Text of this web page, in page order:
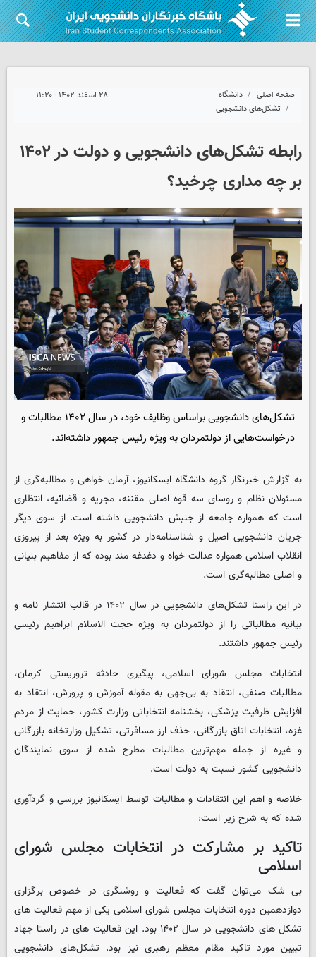
صفحه اصلی
دانشگاه
تشکل‌های دانشجویی
۲۸ اسفند ۱۴۰۲ - ۱۱:۲۰
رابطه تشکل‌های دانشجویی و دولت در ۱۴۰۲
بر چه مداری چرخید؟
تشکل‌های دانشجویی براساس وظایف خود، در سال ۱۴۰۲ مطالبات و
درخواست‌هایی از دولتمردان به ویژه رئیس جمهور داشته‌اند.
به گزارش خبرنگار گروه دانشگاه ایسکانیوز، آرمان خواهی و مطالبه‌گری از
مسئولان نظام و روسای سه قوه اصلی مقننه، مجریه و قضائیه، انتظاری
است که همواره جامعه از جنبش دانشجویی داشته است. از سوی دیگر
جریان دانشجویی اصیل و شناسنامه‌دار در کشور به ویژه بعد از پیروزی
انقلاب اسلامی همواره عدالت خواه و دغدغه مند بوده که از مفاهیم بنیانی
و اصلی مطالبه‌گری است.
در این راستا تشکل‌های دانشجویی در سال ۱۴۰۲ در قالب انتشار نامه و
بیانیه مطالباتی را از دولتمردان به ویژه حجت الاسلام ابراهیم رئیسی
رئیس جمهور داشتند.
انتخابات مجلس شورای اسلامی، پیگیری حادثه تروریستی کرمان،
مطالبات صنفی، انتقاد به بی‌جهی به مقوله آموزش و پرورش، انتقاد به
افزایش ظرفیت پزشکی، بخشنامه انتخاباتی وزارت کشور، حمایت از مردم
غزه، انتخابات اتاق بازرگانی، حذف ارز مسافرتی، تشکیل وزارتخانه بازرگانی
و غیره از جمله مهم‌ترین مطالبات مطرح شده از سوی نمایندگان
دانشجویی کشور نسبت به دولت است.
خلاصه و اهم این انتقادات و مطالبات توسط ایسکانیوز بررسی و گردآوری
شده که به شرح زیر است:
تاکید بر مشارکت در انتخابات مجلس شورای
اسلامی
بی شک می‌توان گفت که فعالیت و روشنگری در خصوص برگزاری
دوازدهمین دوره انتخابات مجلس شورای اسلامی یکی از مهم فعالیت های
تشکل های دانشجویی در سال ۱۴۰۲ بود. این فعالیت های در راستا جهاد
تبیین مورد تاکید مقام معظم رهبری نیز بود. تشکل‌های دانشجویی